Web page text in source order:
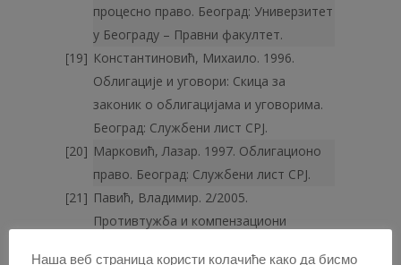
процесно право. Београд: Универзитет
у Београду – Правни факултет.
Константиновић, Михаило. 1996.
Облигације и уговори: Скица за
законик о облигацијама и уговорима.
Београд: Службени лист СРЈ.
Марковић, Лазар. 1997. Облигационо
право. Београд: Службени лист СРЈ.
Павић, Владимир. 2/2005.
Противтужба и компензациони
Наша веб страница користи колачиће како да бисмо